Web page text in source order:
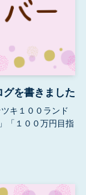
を書きました
キ１００ランド
「１００万円目指